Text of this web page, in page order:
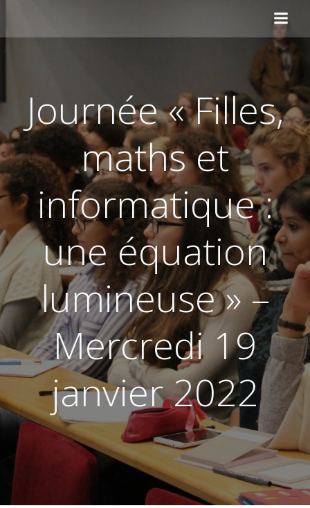
contenu
Journée « Filles,
maths et
informatique :
une équation
lumineuse » –
Mercredi 19
janvier 2022